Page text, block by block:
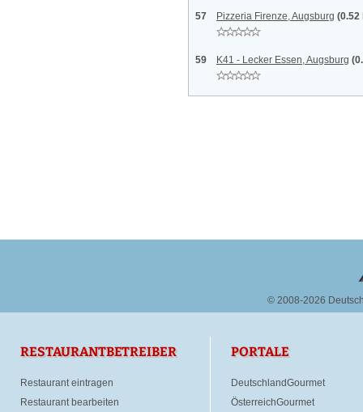
57 Pizzeria Firenze, Augsburg (0.52
59 K41 - Lecker Essen, Augsburg
© 2008-2026
RESTAURANTBETREIBER
Restaurant eintragen
Restaurant bearbeiten
PORTALE
DeutschlandGourmet
ÖsterreichGourmet